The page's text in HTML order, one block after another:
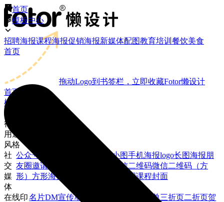
拖动Logo到书签栏，立即收藏Fotor懒设计
首页
模板中心
场景
行业
用途
风格
社
交
媒
体
公众号封面大图 公众号封面小图手机海报logo长图海报朋
友圈邀请函
微信二维码微信二维码（方
形）方形海报 微博焦点图课程封面
在线印名片DM宣传单 菜单三折页二折页贺
首页
模板中心
招聘海报课程海报促销海报新媒体配图教育培训 餐饮美食
首页